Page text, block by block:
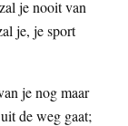
je nooit van
je, je sport
je nog maar
de weg gaat;